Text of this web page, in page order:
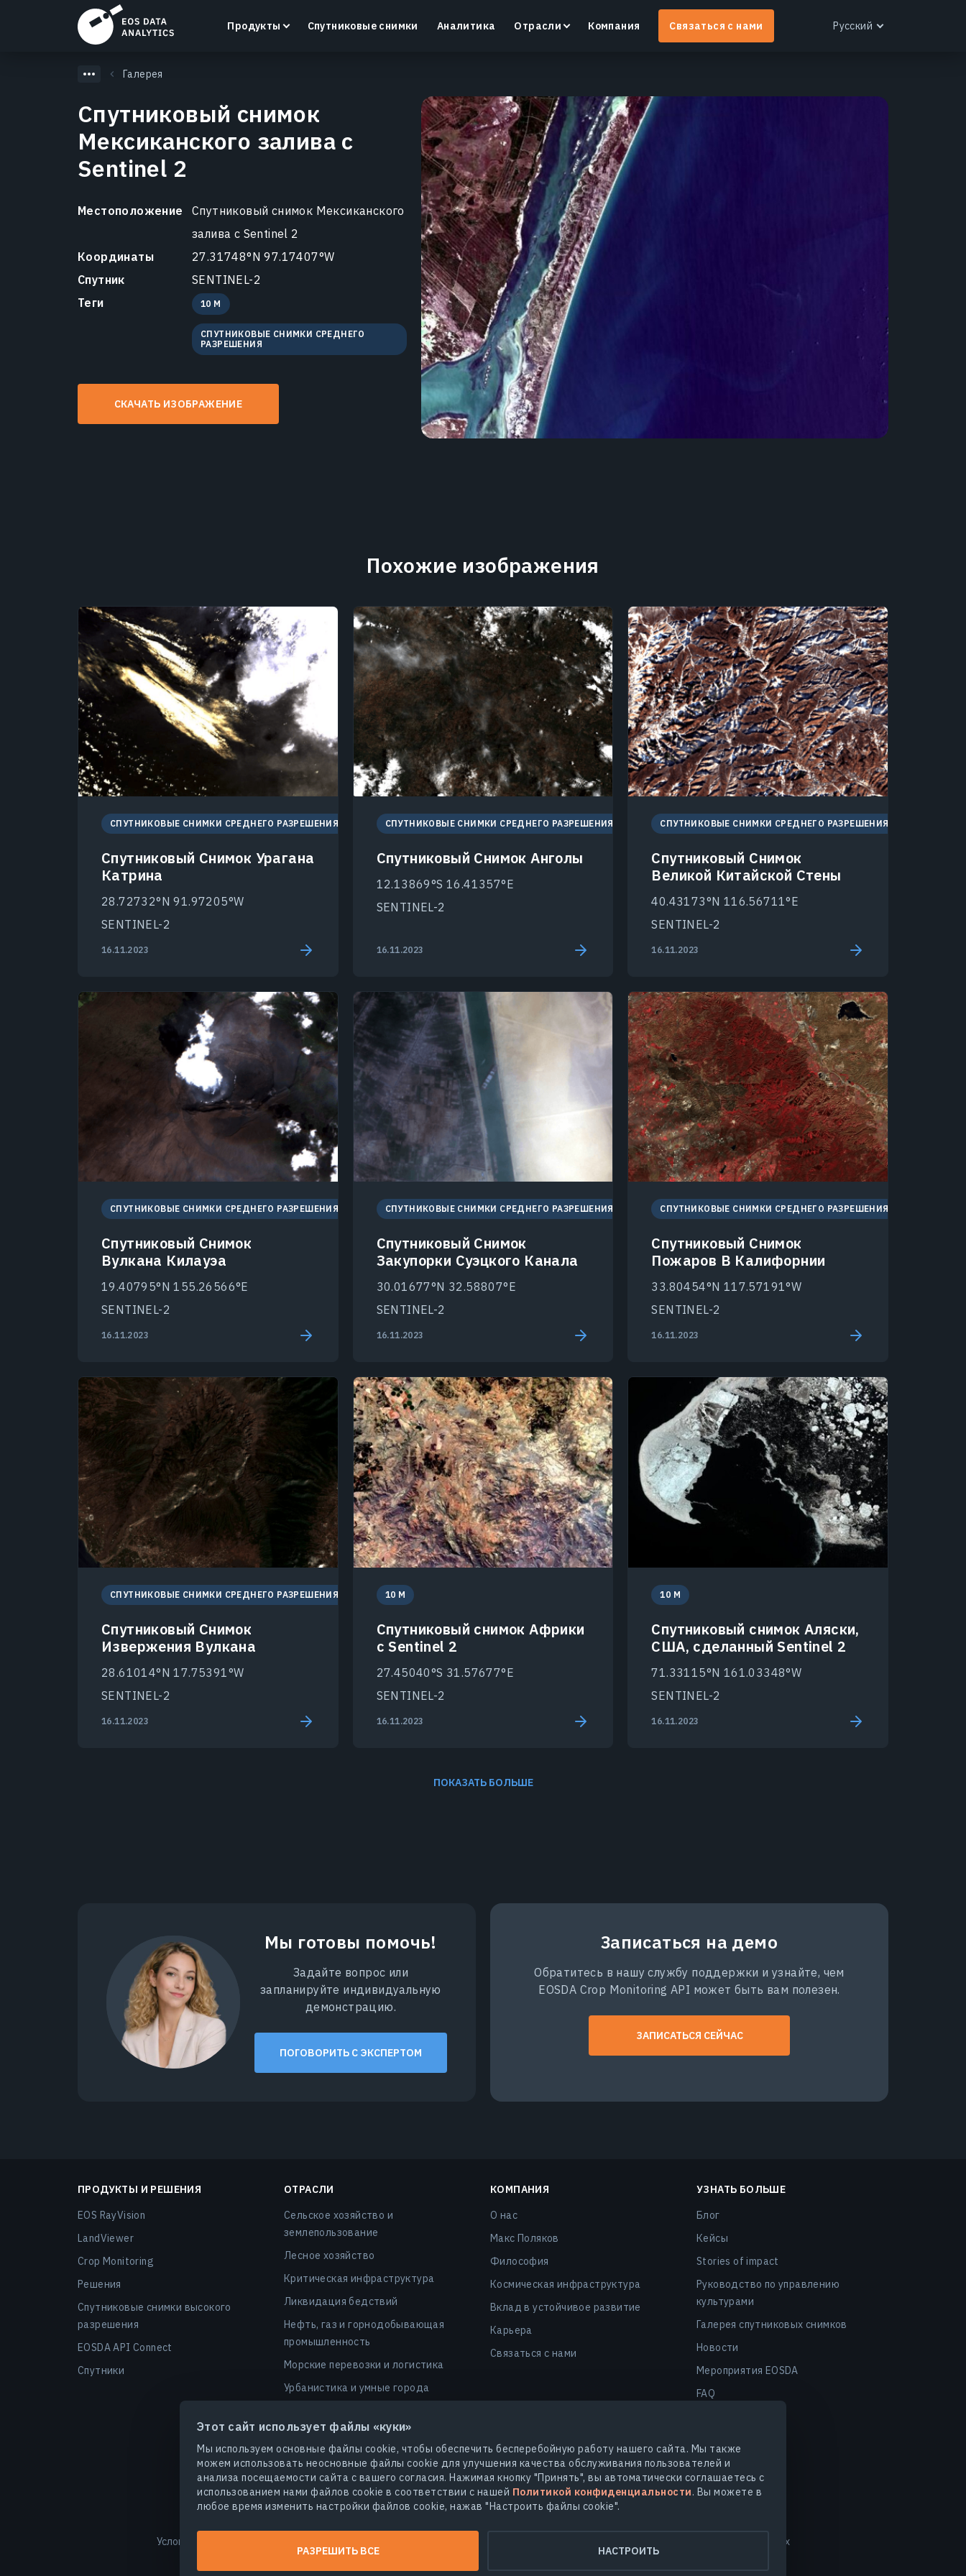
Этот сайт использует файлы «куки»
Мы используем основные файлы cookie, чтобы обеспечить бесперебойную работу нашего сайта. Мы также
можем использовать неосновные файлы cookie для улучшения качества обслуживания пользователей и
анализа посещаемости сайта с вашего согласия. Нажимая кнопку "Принять", вы автоматически соглашаетесь с
использованием нами файлов cookie в соответствии с нашей Политикой конфиденциальности. Вы можете в
любое время изменить настройки файлов cookie, нажав "Настроить файлы cookie".
РАЗРЕШИТЬ ВСЕ НАСТРОИТЬ
Продукты
LandViewer
Поиск, визуализация и анализ спутниковых
Crop Monitoring
Контроль состояния посевов и полевых условий с
помощью интеллектуальной платформы для
точного земледелия.
Узнать больше
EOS RayVision
Спутниковые снимки Аналитика Отрасли Компания Связаться с нами Русский
Галерея
Спутниковый снимок
Мексиканского залива с
Sentinel 2
Местоположение
Спутниковый снимок Мексиканского
залива с Sentinel 2
Координаты
27.31748°N 97.17407°W
Спутник
SENTINEL-2
Теги
10 M
СПУТНИКОВЫЕ СНИМКИ СРЕДНЕГО
РАЗРЕШЕНИЯ
СКАЧАТЬ ИЗОБРАЖЕНИЕ
Похожие изображения
СПУТНИКОВЫЕ СНИМКИ СРЕДНЕГО РАЗРЕШЕНИЯ
Спутниковый Снимок Урагана
Катрина
28.72732°N 91.97205°W
SENTINEL-2
16.11.2023
СПУТНИКОВЫЕ СНИМКИ СРЕДНЕГО РАЗРЕШЕНИЯ
Спутниковый Снимок Анголы
12.13869°S 16.41357°E
SENTINEL-2
16.11.2023
СПУТНИКОВЫЕ СНИМКИ СРЕДНЕГО РАЗРЕШЕНИЯ
Спутниковый Снимок
Великой Китайской Стены
40.43173°N 116.56711°E
SENTINEL-2
16.11.2023
СПУТНИКОВЫЕ СНИМКИ СРЕДНЕГО РАЗРЕШЕНИЯ
Спутниковый Снимок
Вулкана Килауэа
19.40795°N 155.26566°E
SENTINEL-2
16.11.2023
СПУТНИКОВЫЕ СНИМКИ СРЕДНЕГО РАЗРЕШЕНИЯ
Спутниковый Снимок
Закупорки Суэцкого Канала
30.01677°N 32.58807°E
SENTINEL-2
16.11.2023
СПУТНИКОВЫЕ СНИМКИ СРЕДНЕГО РАЗРЕШЕНИЯ
Спутниковый Снимок
Пожаров В Калифорнии
33.80454°N 117.57191°W
SENTINEL-2
16.11.2023
СПУТНИКОВЫЕ СНИМКИ СРЕДНЕГО РАЗРЕШЕНИЯ
Спутниковый Снимок
Извержения Вулкана
28.61014°N 17.75391°W
SENTINEL-2
16.11.2023
10 M
Спутниковый снимок Африки
с Sentinel 2
27.45040°S 31.57677°E
SENTINEL-2
16.11.2023
10 M
Спутниковый снимок Аляски,
США, сделанный Sentinel 2
71.33115°N 161.03348°W
SENTINEL-2
16.11.2023
ПОКАЗАТЬ БОЛЬШЕ
Мы готовы помочь!
Задайте вопрос или
запланируйте индивидуальную
демонстрацию.
ПОГОВОРИТЬ С ЭКСПЕРТОМ
Записаться на демо
Обратитесь в нашу службу поддержки и узнайте, чем
EOSDA Crop Monitoring API может быть вам полезен.
ЗАПИСАТЬСЯ СЕЙЧАС
ПРОДУКТЫ И РЕШЕНИЯ
EOS RayVision
LandViewer
Crop Monitoring
Решения
Спутниковые снимки высокого
разрешения
EOSDA API Connect
Спутники
ОТРАСЛИ
Сельское хозяйство и
землепользование
Лесное хозяйство
Критическая инфраструктура
Ликвидация бедствий
Нефть, газ и горнодобывающая
промышленность
Морские перевозки и логистика
Урбанистика и умные города
Безопасность
Агроуглеродные рынки и dMRV
КОМПАНИЯ
О нас
Макс Поляков
Философия
Космическая инфраструктура
Вклад в устойчивое развитие
Карьера
Связаться с нами
УЗНАТЬ БОЛЬШЕ
Блог
Кейсы
Stories of impact
Руководство по управлению
культурами
Галерея спутниковых снимков
Новости
Мероприятия EOSDA
FAQ
© 2026 EOS Data Analytics,Inc.Все права защищены.
Условия использования Безопасность данных